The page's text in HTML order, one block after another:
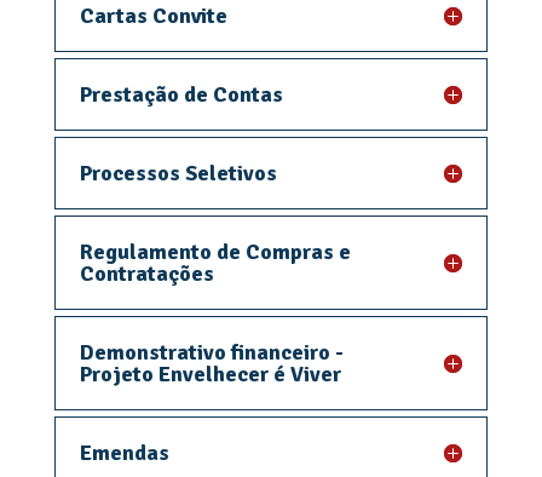
Cartas Convite
Prestação de Contas
Processos Seletivos
Regulamento de Compras e
Contratações
Demonstrativo financeiro -
Projeto Envelhecer é Viver
Emendas